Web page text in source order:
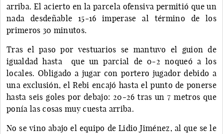
arriba. El acierto en la parcela ofensiva permitió que un
nada desdeñable 15-16 imperase al término de los
primeros 30 minutos.
Tras el paso por vestuarios se mantuvo el guion de
igualdad hasta que un parcial de 0-2 noqueó a los
locales. Obligado a jugar con portero jugador debido a
una exclusión, el Rebi encajó hasta el punto de ponerse
hasta seis goles por debajo: 20-26 tras un 7 metros que
ponía las cosas muy cuesta arriba.
No se vino abajo el equipo de Lidio Jiménez, al que se le